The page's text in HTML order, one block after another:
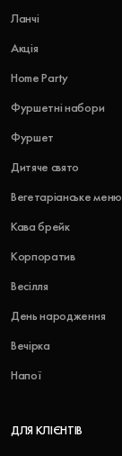
Ланчі
Акція
Home Party
Фуршетні набори
Фуршет
Дитяче свято
Вегетаріанське меню
Кава брейк
Корпоратив
Весілля
День народження
Вечірка
Напої
ДЛЯ КЛІЄНТІВ